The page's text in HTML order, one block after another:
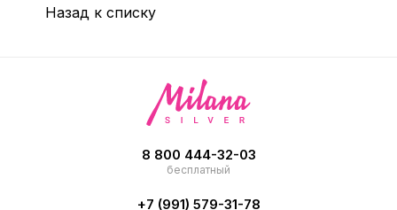
Назад к списку
8 800 444-32-03
бесплатный
+7 (991) 579-31-78